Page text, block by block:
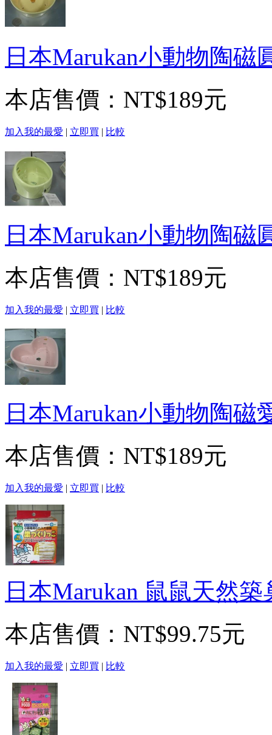
日本Marukan小動物陶磁
本店售價： NT$189元
加入我的最愛 | 立即買 | 比較
日本Marukan小動物陶磁
本店售價： NT$189元
加入我的最愛 | 立即買 | 比較
日本Marukan小動物陶磁
本店售價： NT$189元
加入我的最愛 | 立即買 | 比較
日本Marukan 鼠鼠天然
本店售價： NT$99.75元
加入我的最愛 | 立即買 | 比較